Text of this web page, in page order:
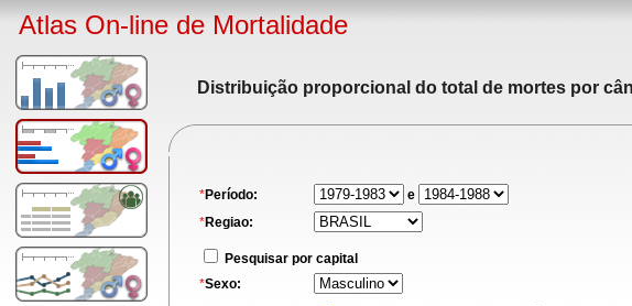
Atlas On-line de Mortalidade
Distribuição proporcional do total de mortes por
*Período:
e
*Regiao:
Pesquisar por capital
*Sexo: